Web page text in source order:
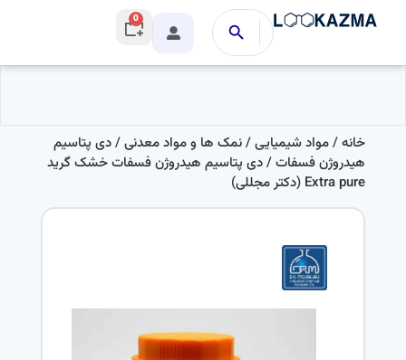
0
خانه/مواد شیمیایی/نمک ها و مواد معدنی/دی پتاسیم
هیدروژن فسفات/ دی پتاسیم هیدروژن فسفات خشک گرید
Extra pure (دکتر مجللی)